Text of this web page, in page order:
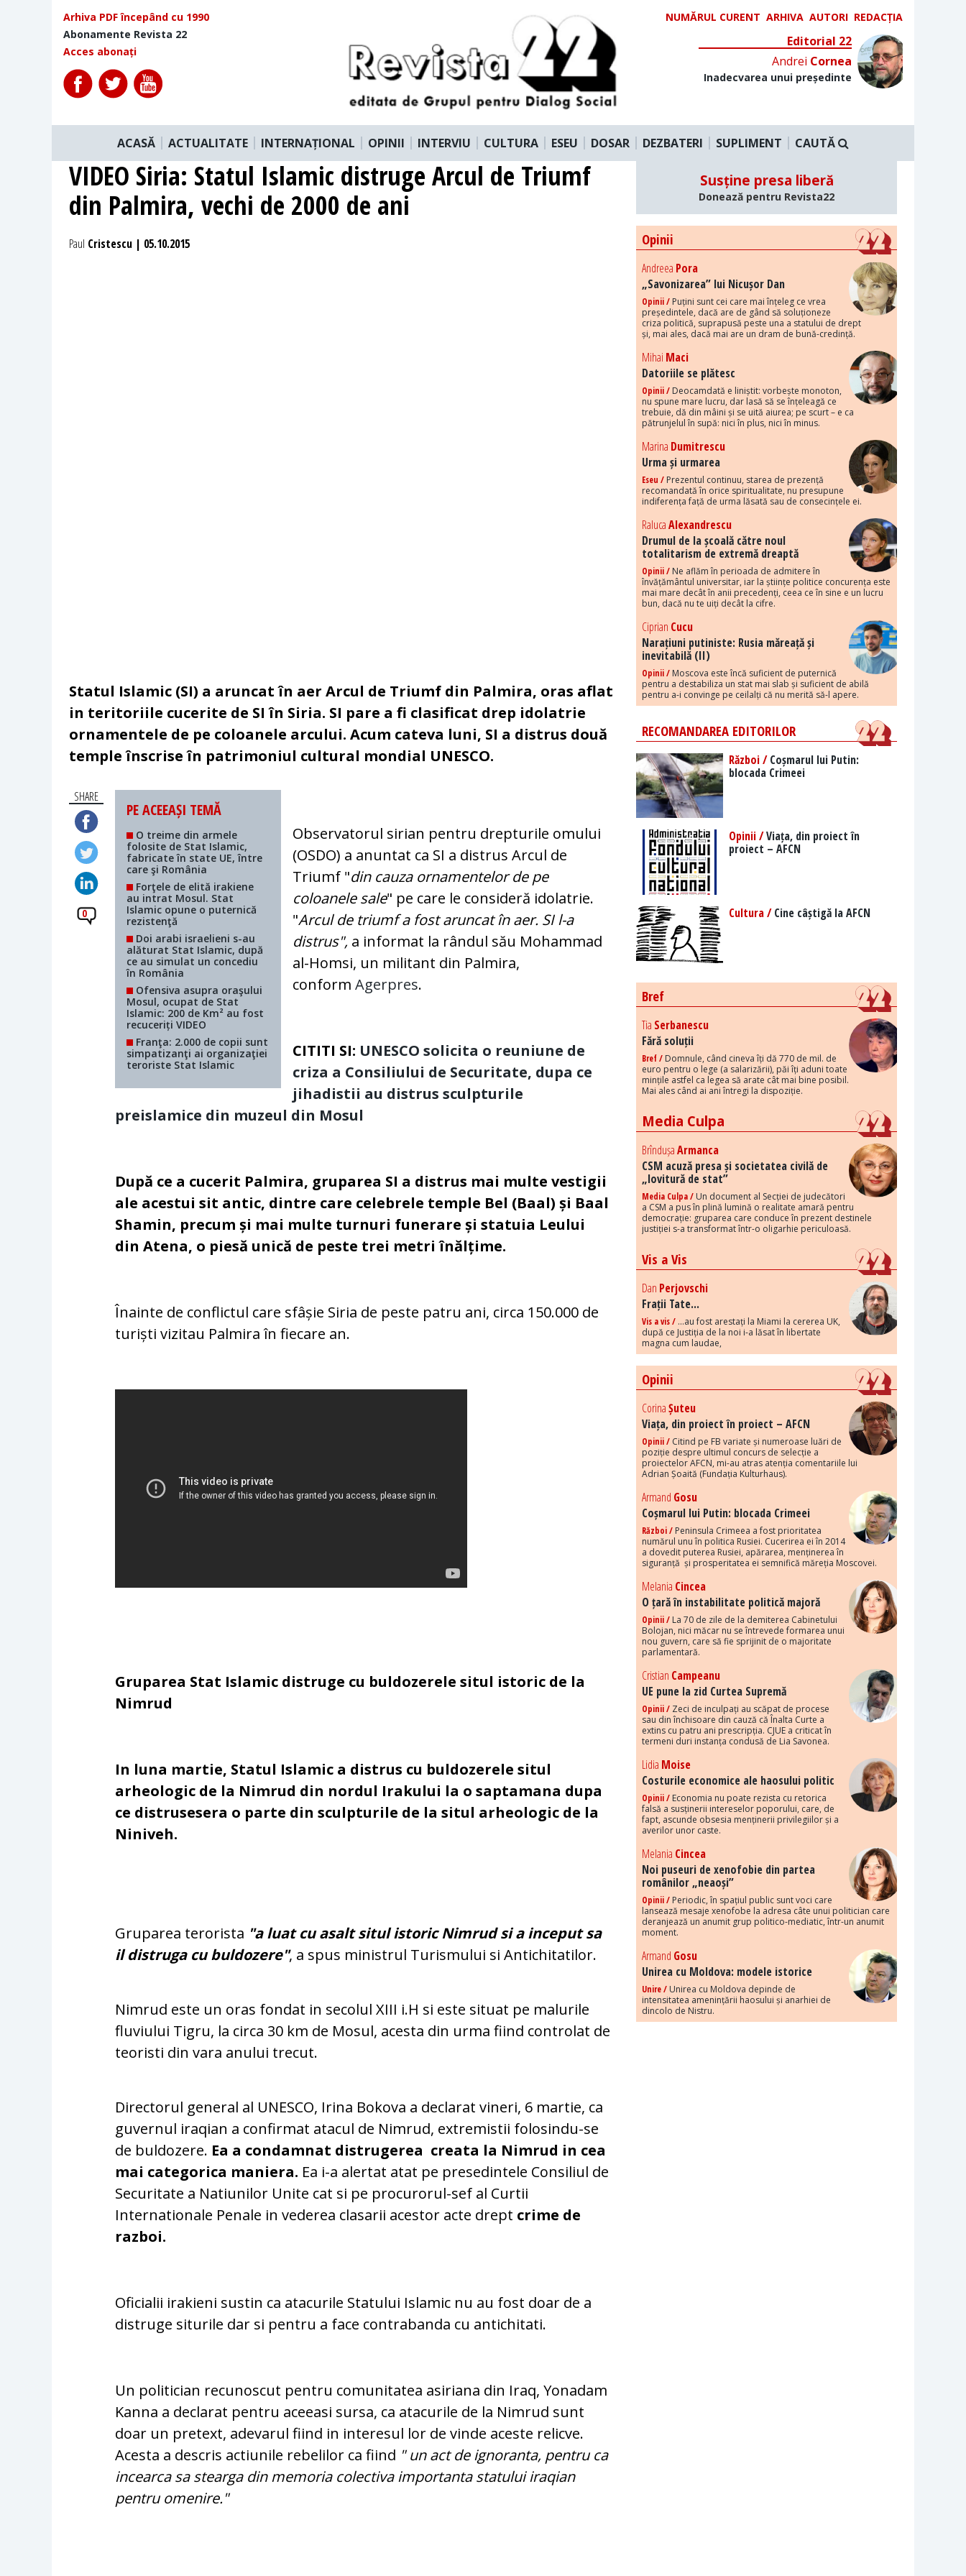
Arhiva PDF începând cu 1990
Abonamente Revista 22
Acces abonați
NUMĂRUL CURENT ARHIVA AUTORI REDACȚIA
Editorial 22
Andrei Cornea
Inadecvarea unui președinte
ACASĂ ACTUALITATE INTERNAȚIONAL OPINII INTERVIU CULTURA ESEU DOSAR DEZBATERI SUPLIMENT CAUTĂ
VIDEO Siria: Statul Islamic distruge Arcul de Triumf
din Palmira, vechi de 2000 de ani
Paul Cristescu | 05.10.2015
Statul Islamic (SI) a aruncat în aer Arcul de Triumf din Palmira, oras aflat
in teritoriile cucerite de SI în Siria. SI pare a fi clasificat drep idolatrie
ornamentele de pe coloanele arcului. Acum cateva luni, SI a distrus două
temple înscrise în patrimoniul cultural mondial UNESCO.
SHARE
0
PE ACEEAȘI TEMĂ
O treime din armele
folosite de Stat Islamic,
fabricate în state UE, între
care şi România
Forţele de elită irakiene
au intrat Mosul. Stat
Islamic opune o puternică
rezistenţă
Doi arabi israelieni s-au
alăturat Stat Islamic, după
ce au simulat un concediu
în România
Ofensiva asupra oraşului
Mosul, ocupat de Stat
Islamic: 200 de Km² au fost
recuceriți VIDEO
Franţa: 2.000 de copii sunt
simpatizanţi ai organizaţiei
teroriste Stat Islamic
Observatorul sirian pentru drepturile omului
(OSDO) a anuntat ca SI a distrus Arcul de
Triumf "din cauza ornamentelor de pe
coloanele sale" pe care le consideră idolatrie.
"Arcul de triumf a fost aruncat în aer. SI l-a
distrus", a informat la rândul său Mohammad
al-Homsi, un militant din Palmira,
conformAgerpres.
CITITI SI: UNESCO solicita o reuniune de
criza a Consiliului de Securitate, dupa ce
jihadistii au distrus sculpturile
preislamice din muzeul din Mosul
După ce a cucerit Palmira, gruparea SI a distrus mai multe vestigii
ale acestui sit antic, dintre care celebrele temple Bel (Baal) și Baal
Shamin, precum și mai multe turnuri funerare și statuia Leului
din Atena, o piesă unică de peste trei metri înălțime.
Înainte de conflictul care sfâșie Siria de peste patru ani, circa 150.000 de
turiști vizitau Palmira în fiecare an.
Gruparea Stat Islamic distruge cu buldozerele situl istoric de la
Nimrud
In luna martie, Statul Islamic a distrus cu buldozerele situl
arheologic de la Nimrud din nordul Irakului la o saptamana dupa
ce distrusesera o parte din sculpturile de la situl arheologic de la
Niniveh.
Gruparea terorista "a luat cu asalt situl istoric Nimrud si a inceput sa
il distruga cu buldozere", a spus ministrul Turismului si Antichitatilor.
Nimrud este un oras fondat in secolul XIII i.H si este situat pe malurile
fluviului Tigru, la circa 30 km de Mosul, acesta din urma fiind controlat de
teoristi din vara anului trecut.
Directorul general al UNESCO, Irina Bokova a declarat vineri, 6 martie, ca
guvernul iraqian a confirmat atacul de Nimrud, extremistii folosindu-se
de buldozere. Ea a condamnat distrugerea creata la Nimrud in cea
mai categorica maniera. Ea i-a alertat atat pe presedintele Consiliul de
Securitate a Natiunilor Unite cat si pe procurorul-sef al Curtii
Internationale Penale in vederea clasarii acestor acte drept crime de
razboi.
Oficialii irakieni sustin ca atacurile Statului Islamic nu au fost doar de a
distruge siturile dar si pentru a face contrabanda cu antichitati.
Un politician recunoscut pentru comunitatea asiriana din Iraq, Yonadam
Kanna a declarat pentru aceeasi sursa, ca atacurile de la Nimrud sunt
doar un pretext, adevarul fiind in interesul lor de vinde aceste relicve.
Acesta a descris actiunile rebelilor ca fiind " un act de ignoranta, pentru ca
incearca sa stearga din memoria colectiva importanta statului iraqian
pentru omenire."
Susține presa liberă
Donează pentru Revista22
Opinii
Andreea Pora
„Savonizarea” lui Nicușor Dan
Opinii / Puțini sunt cei care mai înțeleg ce vrea
președintele, dacă are de gând să soluționeze
criza politică, suprapusă peste una a statului de drept
și, mai ales, dacă mai are un dram de bună-credință.
Mihai Maci
Datoriile se plătesc
Opinii / Deocamdată e liniștit: vorbește monoton,
nu spune mare lucru, dar lasă să se înțeleagă ce
trebuie, dă din mâini și se uită aiurea; pe scurt – e ca
pătrunjelul în supă: nici în plus, nici în minus.
Marina Dumitrescu
Urma și urmarea
Eseu / Prezentul continuu, starea de prezență
recomandată în orice spiritualitate, nu presupune
indiferența față de urma lăsată sau de consecințele ei.
RalucaAlexandrescu
Drumul de la școală către noul
totalitarism de extremă dreaptă
Opinii / Ne aflăm în perioada de admitere în
învățământul universitar, iar la științe politice concurența este
mai mare decât în anii precedenți, ceea ce în sine e un lucru
bun, dacă nu te uiți decât la cifre.
Ciprian Cucu
Narațiuni putiniste: Rusia măreață și
inevitabilă (II)
Opinii / Moscova este încă suficient de puternică
pentru a destabiliza un stat mai slab și suficient de abilă
pentru a-i convinge pe ceilalți că nu merită să-l apere.
RECOMANDAREA EDITORILOR
Război /Coșmarul lui Putin:
blocada Crimeei
Opinii /Viața, din proiect în
proiect – AFCN
Cultura /Cine câștigă la AFCN
Bref
Tia Serbanescu
Fără soluții
Bref / Domnule, când cineva îți dă 770 de mil. de
euro pentru o lege (a salarizării), păi îți aduni toate
mințile astfel ca legea să arate cât mai bine posibil.
Mai ales când ai ani întregi la dispoziție.
Media Culpa
BrîndușaArmanca
CSM acuză presa și societatea civilă de
„lovitură de stat”
Media Culpa / Un document al Secției de judecători
a CSM a pus în plină lumină o realitate amară pentru
democrație: gruparea care conduce în prezent destinele
justiției s-a transformat într-o oligarhie periculoasă.
Vis a Vis
Dan Perjovschi
Frații Tate...
Vis a vis / ...au fost arestați la Miami la cererea UK,
după ce Justiția de la noi i-a lăsat în libertate
magna cum laudae,
Opinii
CorinaȘuteu
Viața, din proiect în proiect – AFCN
Opinii / Citind pe FB variate și numeroase luări de
poziție despre ultimul concurs de selecție a
proiectelor AFCN, mi-au atras atenția comentariile lui
Adrian Șoaită (Fundația Kulturhaus).
Armand Gosu
Coșmarul lui Putin: blocada Crimeei
Război / Peninsula Crimeea a fost prioritatea
numărul unu în politica Rusiei. Cucerirea ei în 2014
a dovedit puterea Rusiei, apărarea, menținerea în
siguranță și prosperitatea ei semnifică măreția Moscovei.
Melania Cincea
O țară în instabilitate politică majoră
Opinii / La 70 de zile de la demiterea Cabinetului
Bolojan, nici măcar nu se întrevede formarea unui
nou guvern, care să fie sprijinit de o majoritate
parlamentară.
Cristian Campeanu
UE pune la zid Curtea Supremă
Opinii / Zeci de inculpați au scăpat de procese
sau din închisoare din cauză că Înalta Curte a
extins cu patru ani prescripția. CJUE a criticat în
termeni duri instanța condusă de Lia Savonea.
Lidia Moise
Costurile economice ale haosului politic
Opinii / Economia nu poate rezista cu retorica
falsă a susținerii intereselor poporului, care, de
fapt, ascunde obsesia menținerii privilegiilor și a
averilor unor caste.
Melania Cincea
Noi puseuri de xenofobie din partea
românilor „neaoși”
Opinii / Periodic, în spațiul public sunt voci care
lansează mesaje xenofobe la adresa câte unui politician care
deranjează un anumit grup politico-mediatic, într-un anumit
moment.
Armand Gosu
Unirea cu Moldova: modele istorice
Unire / Unirea cu Moldova depinde de
intensitatea amenințării haosului și anarhiei de
dincolo de Nistru.